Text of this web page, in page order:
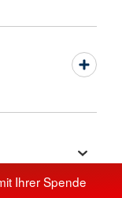
Ihrer Spende